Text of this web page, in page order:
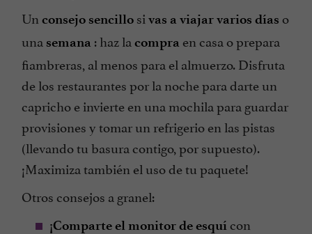
Un consejo sencillo si vas a viajar varios días o
una semana : haz la compra en casa o prepara
fiambreras, al menos para el almuerzo. Disfruta
de los restaurantes por la noche para darte un
capricho e invierte en una mochila para guardar
provisiones y tomar un refrigerio en las pistas
(llevando tu basura contigo, por supuesto).
¡Maximiza también el uso de tu paquete!
Otros consejos a granel:
¡Comparte el monitor de esquí con